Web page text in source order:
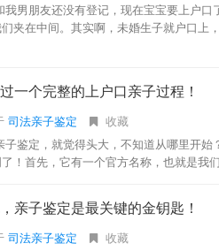
男朋友还没有登记，现在宝宝要上户
夹在中间。其实啊，未婚生子就户口
一个完整的上户口亲子过程！
司法亲子鉴定
收藏
鉴定，就觉得头大，不知道从哪里开
！首先，它有一个官方名称，也就是
亲子鉴定是最关键的金钥匙！
司法亲子鉴定
收藏